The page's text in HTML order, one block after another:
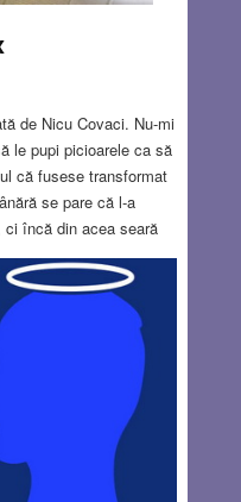
de Nicu Covaci. Nu-mi
le pupi picioarele ca să
că fusese transformat
se pare că l-a
încă din acea seară
când nu l-a anunțat şi
putea denunța
Nicu Covaci a
să-l părăsească
aveau ureche
« Mesia » începuse
însoțit mai ales de
tot ca liderul legendar
calitățile
știe să lucreze cu